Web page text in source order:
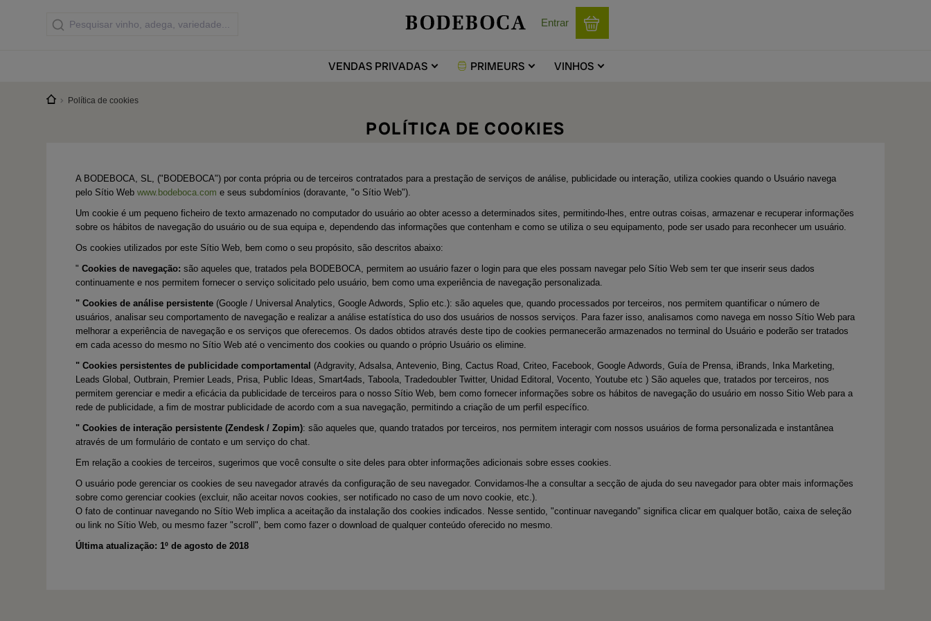
Entrar
VENDASPRIVADAS PRIMEURS VINHOS
Política de cookies
POLÍTICA DE COOKIES
A BODEBOCA, SL, ("BODEBOCA") por conta própria ou de terceiros contratados para a prestação de serviços de análise, publicidade ou interação, utiliza cookies quando o Usuário navega
pelo Sítio Webwww.bodeboca.com e seus subdomínios (doravante, "o Sítio Web").
Um cookie é um pequeno ficheiro de texto armazenado no computador do usuário ao obter acesso a determinados sites, permitindo-lhes, entre outras coisas, armazenar e recuperar informações
sobre os hábitos de navegação do usuário ou de sua equipa e, dependendo das informações que contenham e como se utiliza o seu equipamento, pode ser usado para reconhecer um usuário.
Os cookies utilizados por este Sítio Web, bem como o seu propósito, são descritos abaixo:
"Cookies de navegação: são aqueles que, tratados pela BODEBOCA, permitem ao usuário fazer o login para que eles possam navegar pelo Sítio Web sem ter que inserir seus dados
continuamente e nos permitem fornecer o serviço solicitado pelo usuário, bem como uma experiência de navegação personalizada.
" Cookies de análise persistente (Google / Universal Analytics, Google Adwords, Splio etc.): são aqueles que, quando processados por terceiros, nos permitem quantificar o número de
usuários, analisar seu comportamento de navegação e realizar a análise estatística do uso dos usuários de nossos serviços. Para fazer isso, analisamos como navega em nosso Sítio Web para
melhorar a experiência de navegação e os serviços que oferecemos. Os dados obtidos através deste tipo de cookies permanecerão armazenados no terminal do Usuário e poderão ser tratados
em cada acesso do mesmo no Sítio Web até o vencimento dos cookies ou quando o próprio Usuário os elimine.
" Cookies persistentes de publicidade comportamental (Adgravity, Adsalsa, Antevenio, Bing, Cactus Road, Criteo, Facebook, Google Adwords, Guía de Prensa, iBrands, Inka Marketing,
Leads Global, Outbrain, Premier Leads, Prisa, Public Ideas, Smart4ads, Taboola, Tradedoubler Twitter, Unidad Editoral, Vocento, Youtube etc ) São aqueles que, tratados por terceiros, nos
permitem gerenciar e medir a eficácia da publicidade de terceiros para o nosso Sítio Web, bem como fornecer informações sobre os hábitos de navegação do usuário em nosso Sitio Web para a
rede de publicidade, a fim de mostrar publicidade de acordo com a sua navegação, permitindo a criação de um perfil específico.
" Cookies de interação persistente (Zendesk / Zopim): são aqueles que, quando tratados por terceiros, nos permitem interagir com nossos usuários de forma personalizada e instantânea
através de um formulário de contato e um serviço do chat.
Em relação a cookies de terceiros, sugerimos que você consulte o site deles para obter informações adicionais sobre esses cookies.
O usuário pode gerenciar os cookies de seu navegador através da configuração de seu navegador. Convidamos-lhe a consultar a secção de ajuda do seu navegador para obter mais informações
sobre como gerenciar cookies (excluir, não aceitar novos cookies, ser notificado no caso de um novo cookie, etc.).
O fato de continuar navegando no Sítio Web implica a aceitação da instalação dos cookies indicados. Nesse sentido, "continuar navegando" significa clicar em qualquer botão, caixa de seleção
ou link no Sítio Web, ou mesmo fazer "scroll", bem como fazer o download de qualquer conteúdo oferecido no mesmo.
Última atualização: 1º de agosto de 2018